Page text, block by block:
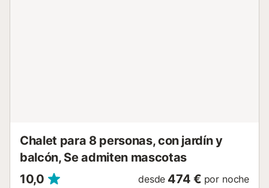
Chalet para 8 personas, con jardín y
balcón, Se admiten mascotas
10,0
desde 474 € por noche